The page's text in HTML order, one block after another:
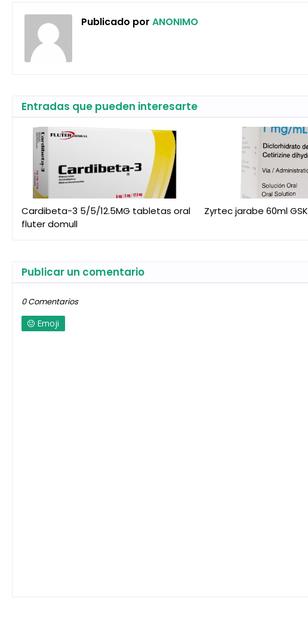
Publicado por ANONIMO
Entradas que pueden interesarte
Cardibeta-3 5/5/12.5MG tabletas oral
fluter domull
Zyrtec jarabe 60ml GSK
Publicar un comentario
0 Comentarios
Emoji